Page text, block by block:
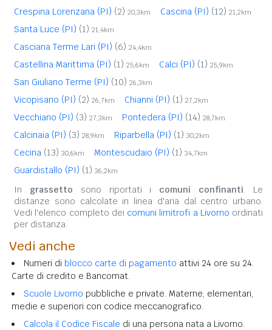
Crespina Lorenzana (PI) (2) 20,3km Cascina (PI) (12) 21,2km
Santa Luce (PI) (1) 21,4km
Casciana Terme Lari (PI) (6) 24,4km
Castellina Marittima (PI) (1) 25,6km Calci (PI) (1) 25,9km
San Giuliano Terme (PI) (10) 26,3km
Vicopisano (PI) (2) 26,7km Chianni (PI) (1) 27,2km
Vecchiano (PI) (3) 27,3km Pontedera (PI) (14) 28,7km
Calcinaia (PI) (3) 28,9km Riparbella (PI) (1) 30,2km
Cecina (13) 30,6km Montescudaio (PI) (1) 34,7km
Guardistallo (PI) (1) 36,2km
In grassetto sono riportati i comuni confinanti. Le
distanze sono calcolate in linea d'aria dal centro urbano.
Vedi l'elenco completo dei comuni limitrofi a Livorno ordinati
per distanza.
Vedi anche
Numeri di blocco carte di pagamento attivi 24 ore su 24.
Carte di credito e Bancomat.
Scuole Livorno pubbliche e private. Materne, elementari,
medie e superiori con codice meccanografico.
Calcola il Codice Fiscale di una persona nata a Livorno.